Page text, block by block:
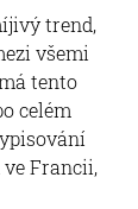
trend,
všemi
tento
celém
Francii,